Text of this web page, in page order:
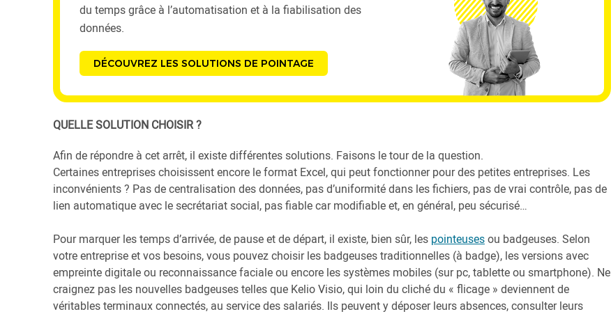
du temps grâce à l’automatisation et à la fiabilisation des
données.
DÉCOUVREZ LES SOLUTIONS DE POINTAGE
QUELLE SOLUTION CHOISIR ?
Afin de répondre à cet arrêt, il existe différentes solutions. Faisons le tour de la question.
Certaines entreprises choisissent encore le format Excel, qui peut fonctionner pour des petites entreprises. Les
inconvénients ? Pas de centralisation des données, pas d’uniformité dans les fichiers, pas de vrai contrôle, pas de
lien automatique avec le secrétariat social, pas fiable car modifiable et, en général, peu sécurisé…
Pour marquer les temps d’arrivée, de pause et de départ, il existe, bien sûr, les pointeusesou badgeuses. Selon
votre entreprise et vos besoins, vous pouvez choisir les badgeuses traditionnelles (à badge), les versions avec
empreinte digitale ou reconnaissance faciale ou encore les systèmes mobiles (sur pc, tablette ou smartphone). Ne
craignez pas les nouvelles badgeuses telles que Kelio Visio, qui loin du cliché du « flicage » deviennent de
véritables terminaux connectés, au service des salariés. Ils peuvent y déposer leurs absences, consulter leurs